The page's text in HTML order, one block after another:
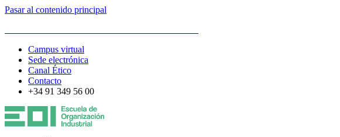
Pasar al contenido principal
Campus virtual
Sede electrónica
Canal Ético
Contacto
+34 91 349 56 00